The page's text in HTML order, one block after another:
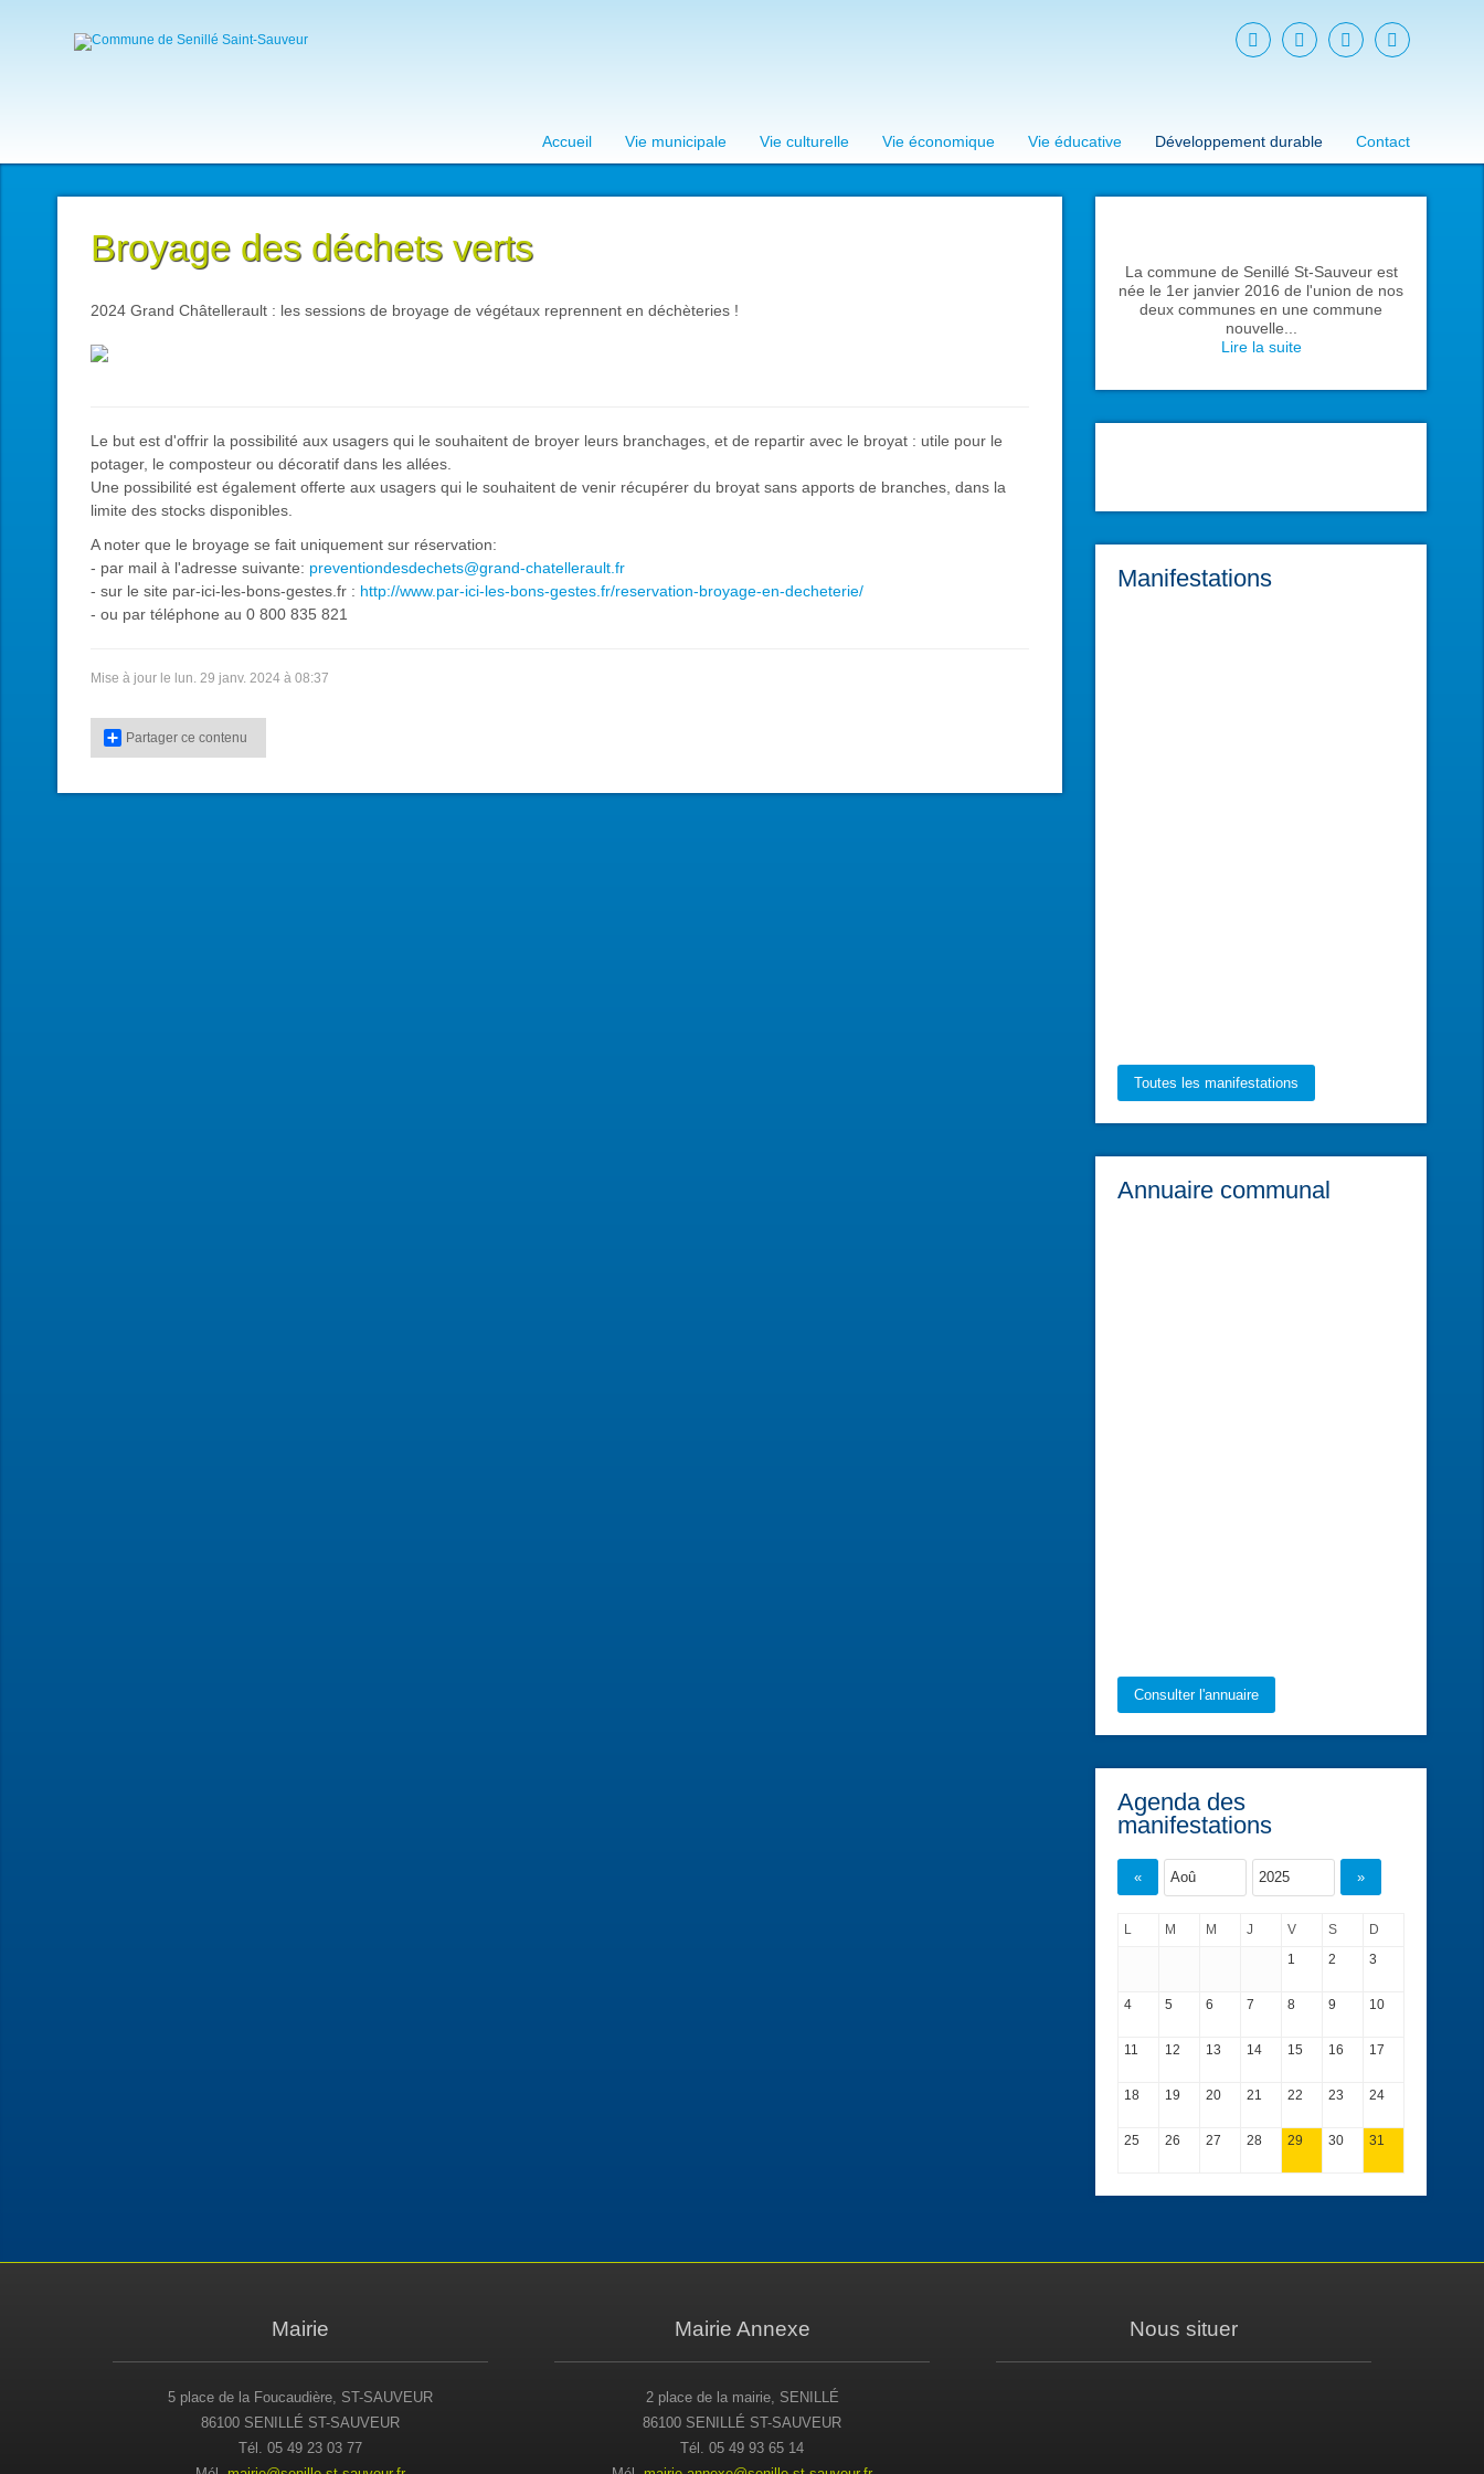
Accueil Vie municipale Vie culturelle Vie économique Vie éducative Développement durable Contact
Broyage des déchets verts
2024 Grand Châtellerault : les sessions de broyage de végétaux reprennent en déchèteries !
Le but est d'offrir la possibilité aux usagers qui le souhaitent de broyer leurs branchages, et de repartir avec le broyat : utile pour le
potager, le composteur ou décoratif dans les allées.
Une possibilité est également offerte aux usagers qui le souhaitent de venir récupérer du broyat sans apports de branches, dans la
limite des stocks disponibles.
A noter que le broyage se fait uniquement sur réservation:
- par mail à l'adresse suivante: preventiondesdechets@grand-chatellerault.fr
- sur le site par-ici-les-bons-gestes.fr : http://www.par-ici-les-bons-gestes.fr/reservation-broyage-en-decheterie/
- ou par téléphone au 0 800 835 821
Mise à jour le lun. 29 janv. 2024 à 08:37
Partager ce contenu
La commune de Senillé St-Sauveur est
née le 1er janvier 2016 de l'union de nos
deux communes en une commune
nouvelle...
Lire la suite
Manifestations
Toutes les manifestations
Annuaire communal
Consulter l'annuaire
Agenda des
manifestations
« »
L M M J V S
D
1
2 3
4 5 6 7 8 9 10
11 12 13 14 15 16 17
18 19 20 21 22 23 24
25 26 27 28 29 30 31
Mairie
5 place de la Foucaudière, ST-SAUVEUR
86100 SENILLÉ ST-SAUVEUR
Tél. 05 49 23 03 77
Mairie Annexe
2 place de la mairie, SENILLÉ
86100 SENILLÉ ST-SAUVEUR
Tél. 05 49 93 65 14
Nous situer